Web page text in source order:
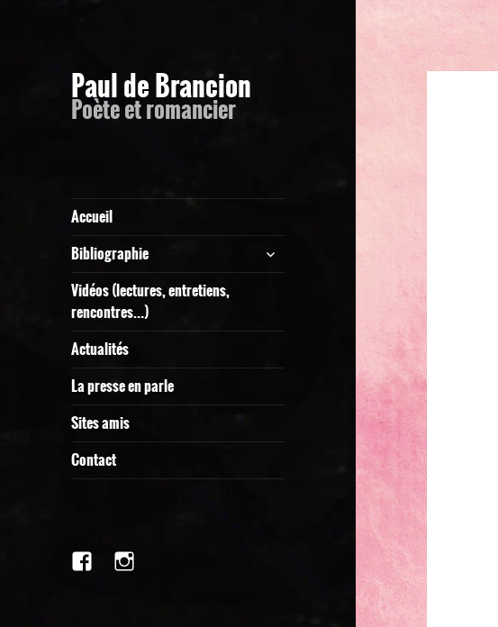
Paul de Brancion
Poète et romancier
Accueil
Bibliographie
ouvrir
le
Vidéos (lectures, entretiens,
rencontres…)
Actualités
La presse en parle
Sites amis
Contact
facebookInstagram